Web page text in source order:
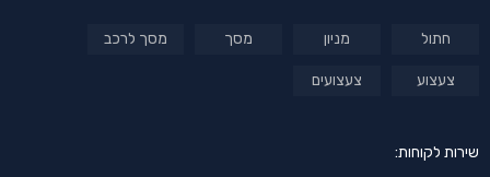
חתול מניון מסך מסך לרכב
צעצוע צעצועים
שירות לקוחות: